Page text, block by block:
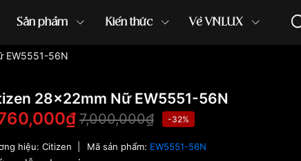
Sản phẩm Kiến thức Về VNLUX
EW5551-56N
28x22mm Nữ EW5551-56N
7,000,000₫ -32%
hiệu: Citizen Mã sản phẩm: EW5551-56N